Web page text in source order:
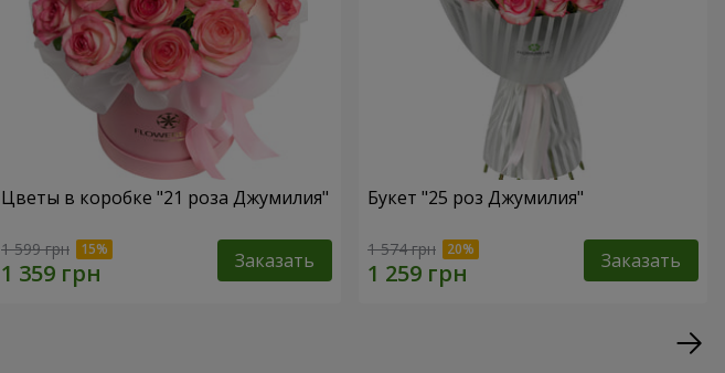
Цветы в коробке "21 роза Джумилия"
1 599 грн Заказать
Букет "25 роз Джумилия"
1 574 грн Заказать